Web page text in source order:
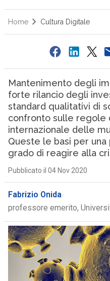
Home Cultura Digitale
Mantenimento degli
forte rilancio degli
standard qualitativi di
confronto sulle regole
internazionale delle
Queste le basi per
grado di reagire alla
Pubblicato il 04 Nov 2020
Fabrizio Onida
professore emerito,